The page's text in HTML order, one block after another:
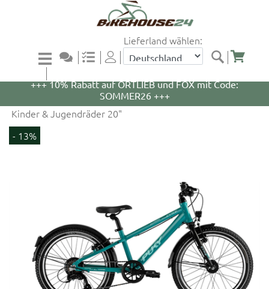
Lieferland wählen:
+++ 5% Rabatt auf WOOM Bikes und Zubehör mit
+++ 10% Rabatt auf ORTLIEB und FOX mit Code:
SOMMER26 +++
Kinder & Jugendräder 20"
- 13%